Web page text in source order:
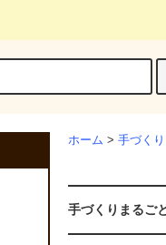
ホーム > 手づく
手づくりまるご